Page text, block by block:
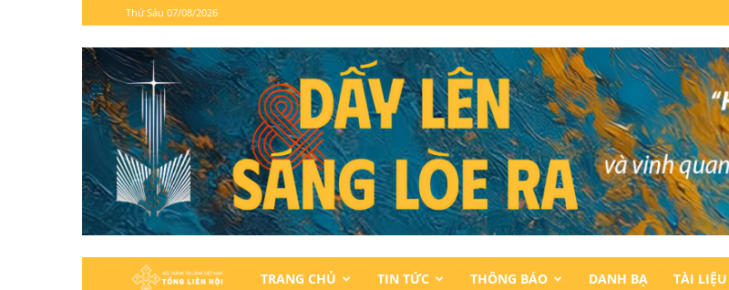
Thứ Sáu 07/08/2026
HộiTRANG CHỦ TIN TỨC THÔNG BÁO DANH BẠ TÀI LIỆU